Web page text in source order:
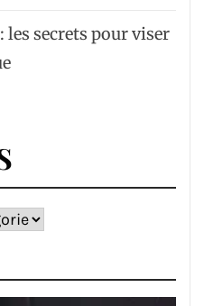
les secrets pour viser